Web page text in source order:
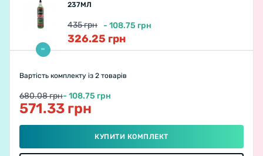
237МЛ
435грн - 108.75 грн
326.25 грн
Вартість комплекту із 2 товарів
680.08 грн- 108.75 грн
571.33 грн
КУПИТИ КОМПЛЕКТ